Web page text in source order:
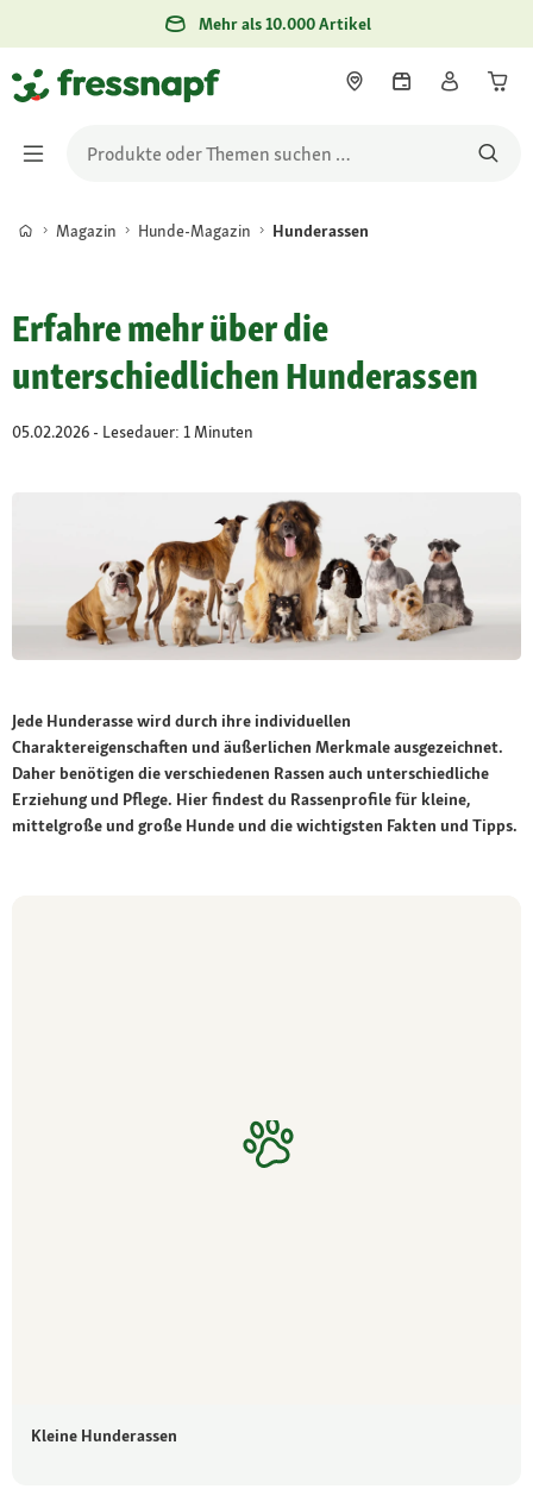
Mehr als 10.000 Artikel
Magazin Hunde-Magazin Hunderassen
Erfahre mehr über die
unterschiedlichen Hunderassen
05.02.2026 - Lesedauer: 1 Minuten
Jede Hunderasse wird durch ihre individuellen
Charaktereigenschaften und äußerlichen Merkmale ausgezeichnet.
Daher benötigen die verschiedenen Rassen auch unterschiedliche
Erziehung und Pflege. Hier findest du Rassenprofile für kleine,
mittelgroße und große Hunde und die wichtigsten Fakten und Tipps.
Kleine Hunderassen